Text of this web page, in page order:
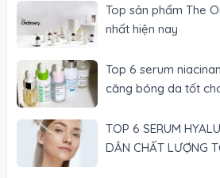
Top sản phẩm The
nhất hiện nay
Top 6 serum
căng bóng da tốt
TOP 6 SERUM
DÂN CHẤT LƯỢNG